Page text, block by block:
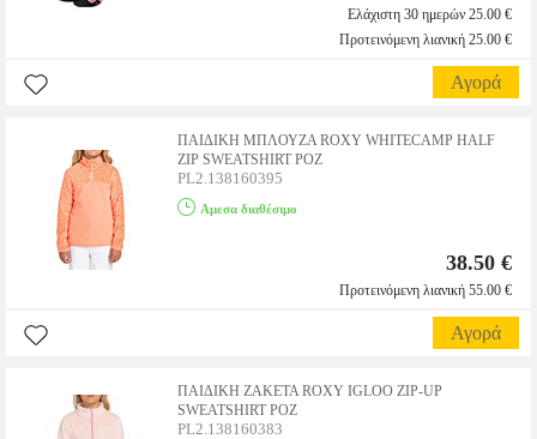
Ελάχιστη 30 ημερών 25.00 €
Προτεινόμενη λιανική 25.00 €
Αγορά
ΠΑΙΔΙΚΗ ΜΠΛΟΥΖΑ ROXY WHITECAMP HALF
ZIP SWEATSHIRT ΡΟΖ
PL2.138160395
Αμεσα διαθέσιμο
38.50 €
Προτεινόμενη λιανική 55.00 €
Αγορά
ΠΑΙΔΙΚΗ ΖΑΚΕΤΑ ROXY IGLOO ZIP-UP
SWEATSHIRT ΡΟΖ
PL2.138160383